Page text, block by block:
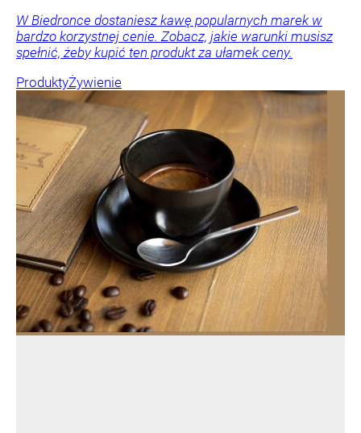
W Biedronce dostaniesz kawę popularnych marek w
bardzo korzystnej cenie. Zobacz, jakie warunki musisz
spełnić, żeby kupić ten produkt za ułamek ceny.
ProduktyŻywienie